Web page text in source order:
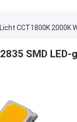
CCT1800K 2000K
SMD